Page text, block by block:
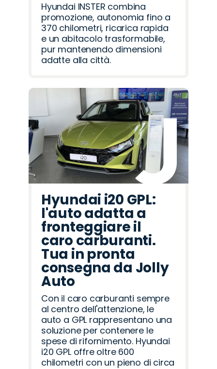
Hyundai INSTER combina
promozione, autonomia fino a
370 chilometri, ricarica rapida
e un abitacolo trasformabile,
pur mantenendo dimensioni
adatte alla città.
Hyundai i20 GPL:
l'auto adatta a
fronteggiare il
caro carburanti.
Tua in pronta
consegna da Jolly
Auto
Con il caro carburanti sempre
al centro dell'attenzione, le
auto a GPL rappresentano una
soluzione per contenere le
spese di rifornimento. Hyundai
i20 GPL offre oltre 600
chilometri con un pieno di circa